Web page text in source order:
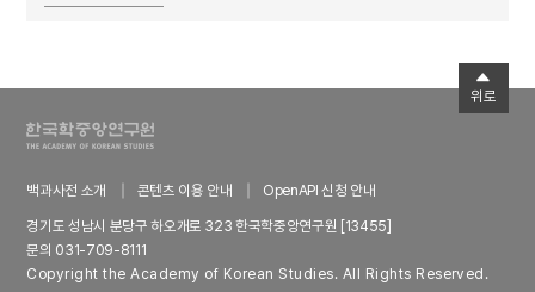
백과사전 소개 콘텐츠 이용 안내
OpenAPI 신청 안내
경기도 성남시 분당구 하오개로 323 한국학중앙연구원 [13455]
문의 031-709-8111
Copyright the Academy of Korean Studies. All Rights Reserved.
위로